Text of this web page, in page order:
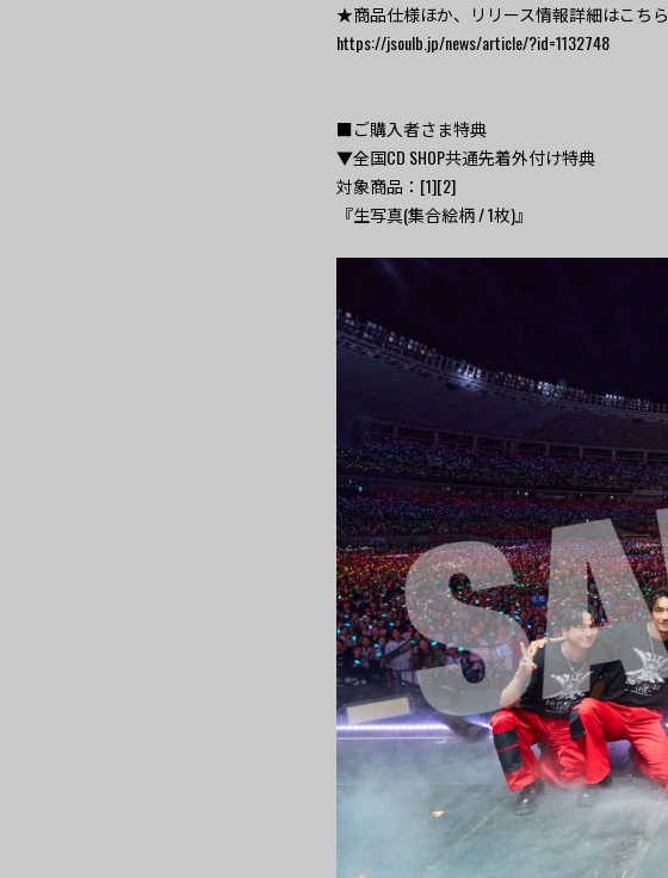
★商品仕様ほか、リリース情報詳細はこちら
https://jsoulb.jp/news/article/?id=1132748
■ご購入者さま特典
▼全国CD SHOP共通先着外付け特典
対象商品：[1][2]
『生写真(集合絵柄 / 1枚)』